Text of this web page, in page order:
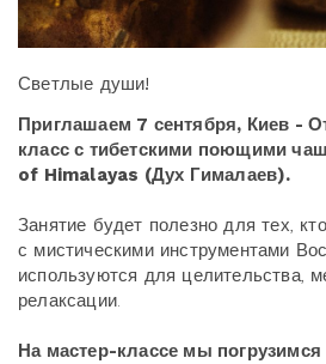
Светлые души!
Приглашаем 7 сентября, Киев -
класс с тибетскими поющими
of Himalayas (Дух Гималаев).
Занятие будет полезно для тех,
с мистическими инструментами
используются для целительства,
релаксации.
На мастер-классе мы